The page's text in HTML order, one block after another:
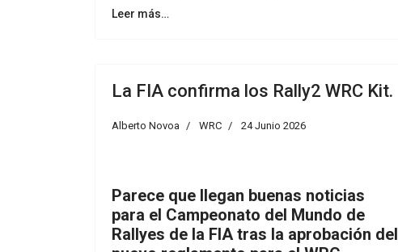
Leer más…
La FIA confirma los Rally2 WRC Kit.
Alberto Novoa WRC 24 Junio 2026
Parece que llegan buenas noticias
para el Campeonato del Mundo de
Rallyes de la FIA tras la aprobación del